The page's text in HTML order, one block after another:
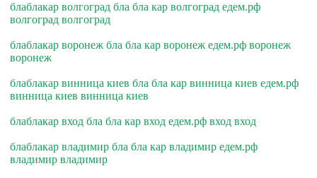
блаблакар волгоград бла бла кар волгоград едем.рф
волгоград волгоград
блаблакар воронеж бла бла кар воронеж едем.рф воронеж
воронеж
блаблакар винница киев бла бла кар винница киев едем.рф
винница киев винница киев
блаблакар вход бла бла кар вход едем.рф вход вход
блаблакар владимир бла бла кар владимир едем.рф
владимир владимир